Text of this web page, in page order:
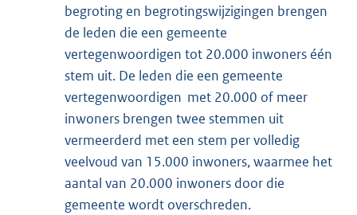
begroting en begrotingswijzigingen brengen
de leden die een gemeente
vertegenwoordigen tot 20.000 inwoners één
stem uit. De leden die een gemeente
vertegenwoordigen met 20.000 of meer
inwoners brengen twee stemmen uit
vermeerderd met een stem per volledig
veelvoud van 15.000 inwoners, waarmee het
aantal van 20.000 inwoners door die
gemeente wordt overschreden.